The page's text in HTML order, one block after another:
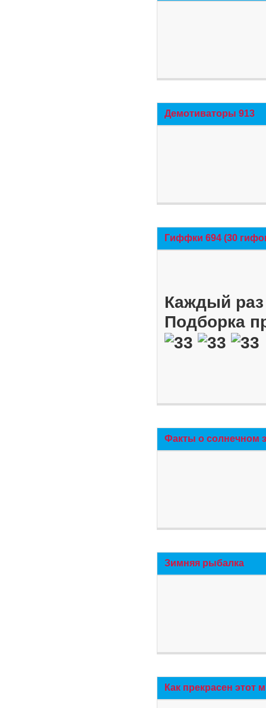
Демотиваторы 913
Гиффки 694 (30
Каждый
Подборка
Факты о солнечном
Зимняя рыбалка
Как прекрасен этот